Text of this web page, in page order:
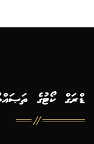
ޑްރަގް ކޯޓުގެ